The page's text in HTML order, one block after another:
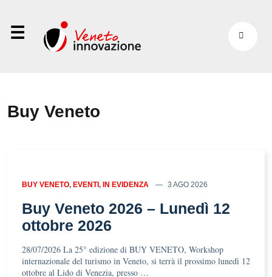
⋮
Buy Veneto
BUY VENETO, EVENTI, IN EVIDENZA 3 AGO 2026
Buy Veneto 2026 – Lunedì 12
ottobre 2026
28/07/2026 La 25° edizione di BUY VENETO, Workshop
internazionale del turismo in Veneto, si terrà il prossimo lunedì 12
ottobre al Lido di Venezia, presso …